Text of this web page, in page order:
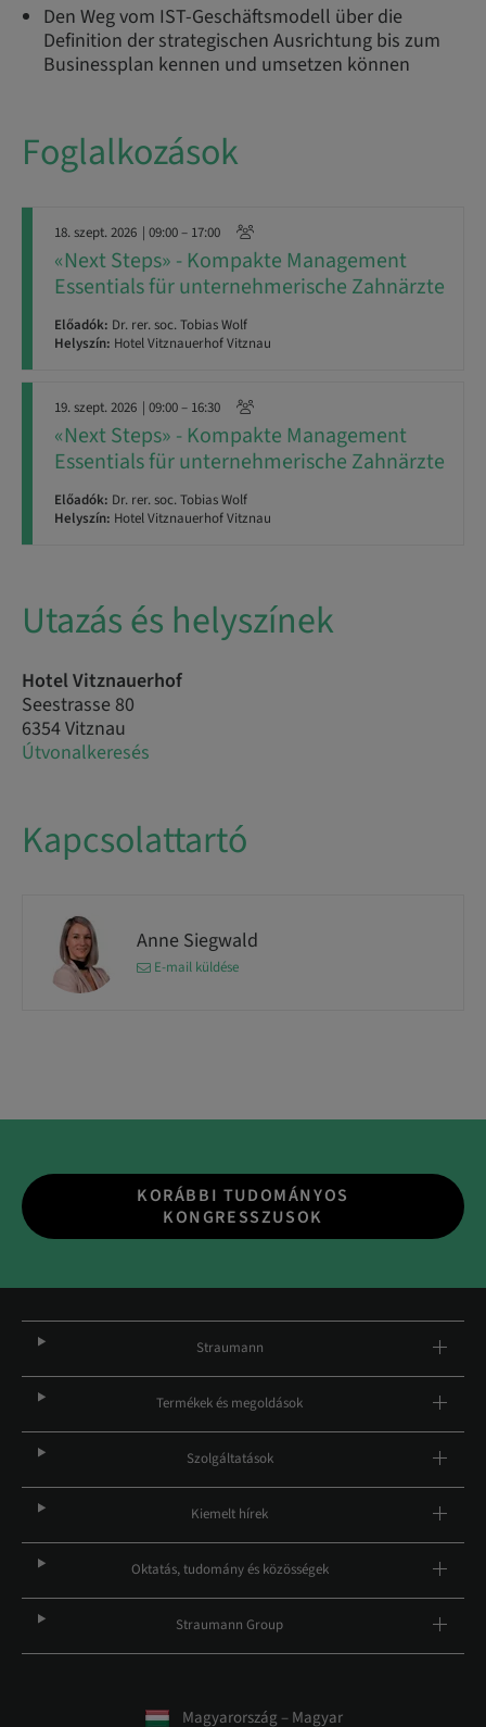
Den Weg vom IST-Geschäftsmodell über die
Definition der strategischen Ausrichtung bis zum
Businessplan kennen und umsetzen können
Foglalkozások
18. szept. 2026 | 09:00 – 17:00
«Next Steps» - Kompakte Management
Essentials für unternehmerische Zahnärzte
Előadók: Dr. rer. soc. Tobias Wolf
Helyszín: Hotel Vitznauerhof Vitznau
19. szept. 2026 | 09:00 – 16:30
«Next Steps» - Kompakte Management
Essentials für unternehmerische Zahnärzte
Előadók: Dr. rer. soc. Tobias Wolf
Helyszín: Hotel Vitznauerhof Vitznau
Utazás és helyszínek
Hotel Vitznauerhof
Seestrasse 80
6354 Vitznau
Útvonalkeresés
Kapcsolattartó
Anne Siegwald
E-mail küldése
KORÁBBI TUDOMÁNYOS
KONGRESSZUSOK
Straumann
Termékek és megoldások
Szolgáltatások
Kiemelt hírek
Oktatás, tudomány és közösségek
Straumann Group
Magyarország – Magyar